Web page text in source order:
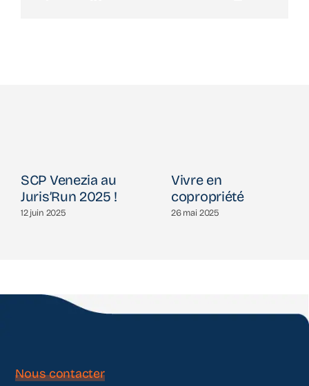
SCP Venezia au
Juris’Run 2025 !
12 juin 2025
Vivre en
copropriété
26 mai 2025
Nous contacter